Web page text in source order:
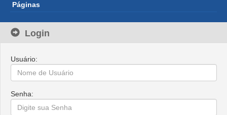
Páginas
Login
Usuário:
Senha: